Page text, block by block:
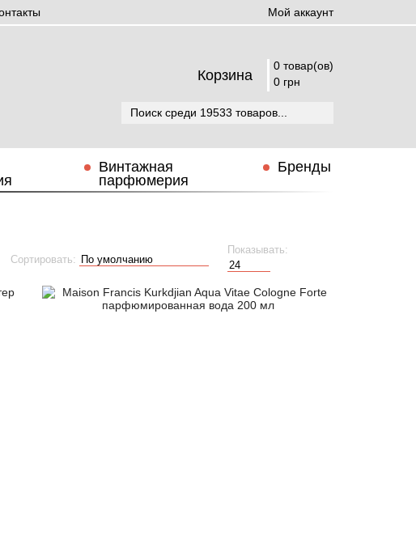
Мой аккаунт
Корзина
0 товар(ов)
0 грн
Винтажная
парфюмерия
Бренды
Сортировать:
Показывать: